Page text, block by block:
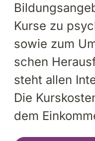
Kurse zu
sowie zum
schen
steht allen
Die
dem